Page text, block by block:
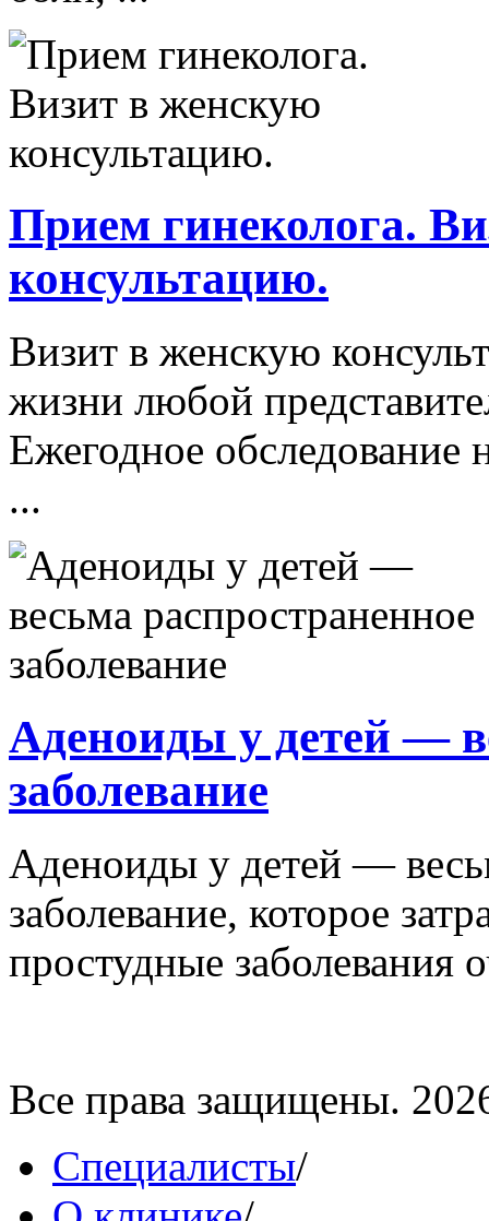
Прием гинеколога.
консультацию.
Визит в женскую
жизни любой
Ежегодное обследование
...
Аденоиды у детей —
заболевание
Аденоиды у детей —
заболевание, которое
простудные
Все права защищены.
Специалисты/